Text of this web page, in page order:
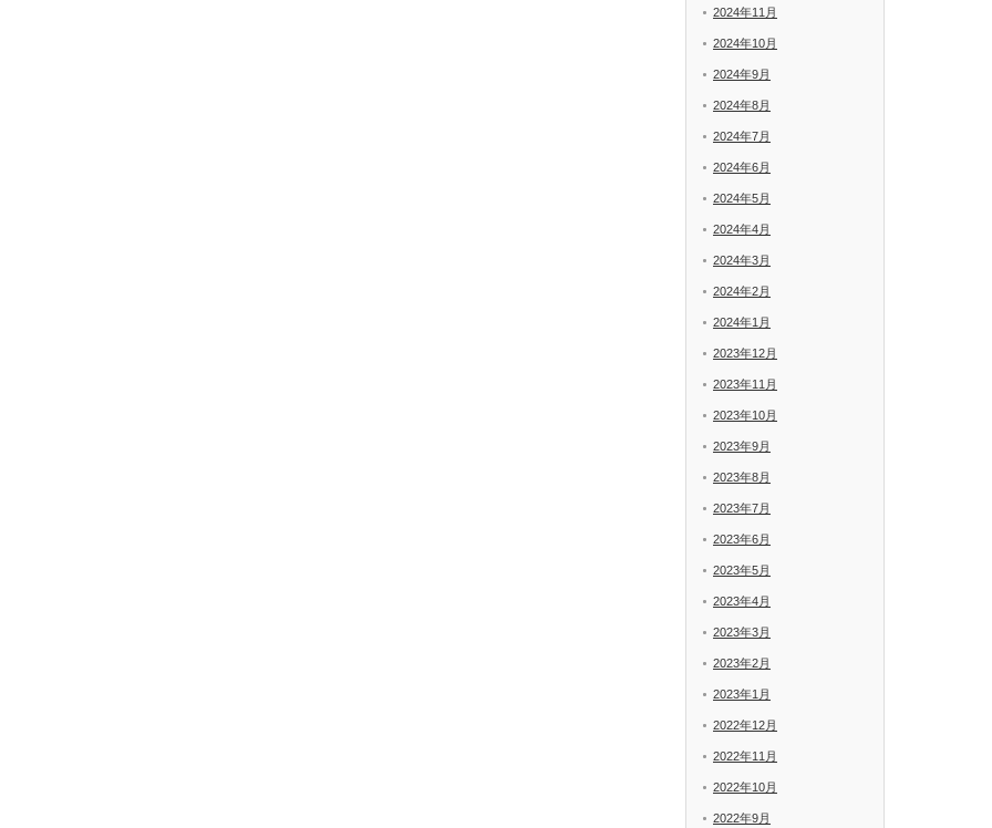
2024年11月
2024年10月
2024年9月
2024年8月
2024年7月
2024年6月
2024年5月
2024年4月
2024年3月
2024年2月
2024年1月
2023年12月
2023年11月
2023年10月
2023年9月
2023年8月
2023年7月
2023年6月
2023年5月
2023年4月
2023年3月
2023年2月
2023年1月
2022年12月
2022年11月
2022年10月
2022年9月